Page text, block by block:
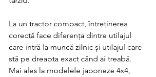
La un tractor compact, întreținerea
corectă face diferența dintre utilajul
care intră la muncă zilnic și utilajul care
stă pe dreapta exact când ai treabă.
Mai ales la modelele japoneze 4x4,